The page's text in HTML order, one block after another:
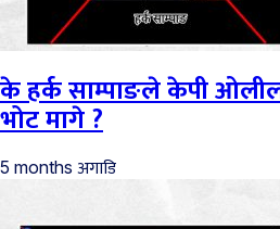
के हर्क साम्पाङले केपी
भोट मागे ?
5 months अगाडि